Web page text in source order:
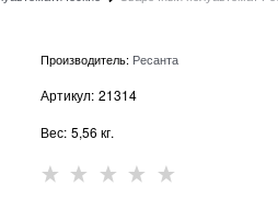
Производитель: Ресанта
Артикул: 21314
Вес: 5,56 кг.